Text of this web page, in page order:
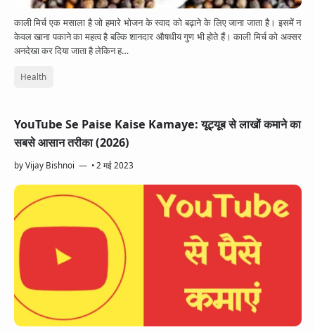
काली मिर्च एक मसाला है जो हमारे भोजन के स्वाद को बढ़ाने के लिए जाना जाता है। इसमें न
केवल खाना पकाने का महत्व है बल्कि शानदार औषधीय गुण भी होते हैं। काली मिर्च को अक्सर
अनदेखा कर दिया जाता है लेकिन ह…
Health
YouTube Se Paise Kaise Kamaye: यूट्यूब से लाखों कमाने का
सबसे आसान तरीका (2026)
byVijay Bishnoi •2 मई 2023